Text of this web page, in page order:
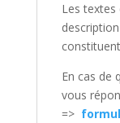
Les
description
En cas de
vous
=>